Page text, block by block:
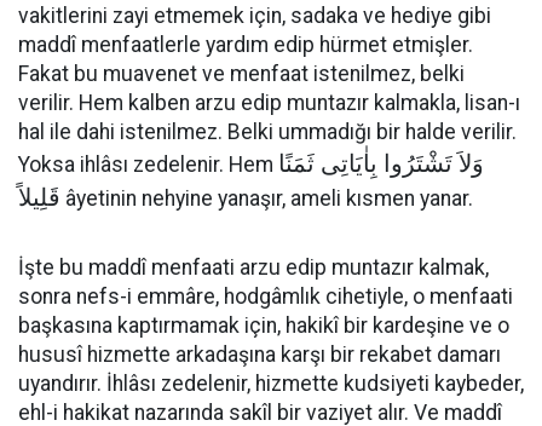
vakitlerini zayi etmemek için, sadaka ve hediye gibi
maddî menfaatlerle yardım edip hürmet etmişler.
Fakat bu muavenet ve menfaat istenilmez, belki
verilir. Hem kalben arzu edip muntazır kalmakla, lisan-ı
hal ile dahi istenilmez. Belki ummadığı bir halde verilir.
Yoksa ihlâsı zedelenir. Hem وَلاَ تَشْتَرُوا بِاٰيَاتِى ثَمَنًا
قَلِيلاً âyetinin nehyine yanaşır, ameli kısmen yanar.
İşte bu maddî menfaati arzu edip muntazır kalmak,
sonra nefs-i emmâre, hodgâmlık cihetiyle, o menfaati
başkasına kaptırmamak için, hakikî bir kardeşine ve o
hususî hizmette arkadaşına karşı bir rekabet damarı
uyandırır. İhlâsı zedelenir, hizmette kudsiyeti kaybeder,
ehl-i hakikat nazarında sakîl bir vaziyet alır. Ve maddî